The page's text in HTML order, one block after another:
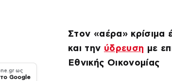
ως
Google
Στον «αέρα» κρίσιμα
και την ύδρευση με
Εθνικής Οικονομίας